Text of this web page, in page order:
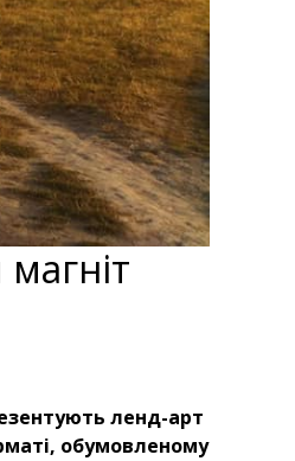
ленд-арт
обумовленому